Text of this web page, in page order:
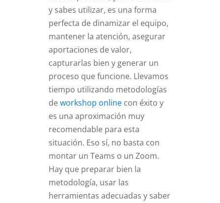
y sabes utilizar, es una forma
perfecta de dinamizar el equipo,
mantener la atención, asegurar
aportaciones de valor,
capturarlas bien y generar un
proceso que funcione. Llevamos
tiempo utilizando metodologías
deworkshop onlinecon éxito y
es una aproximación muy
recomendable para esta
situación. Eso sí, no basta con
montar un Teams o un Zoom.
Hay que preparar bien la
metodología, usar las
herramientas adecuadas y saber